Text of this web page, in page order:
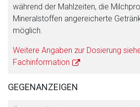
während der Mahlzeiten, die
Mineralstoffen angereicherte
möglich.
Weitere Angaben zur Dosierung
Fachinformation
GEGENANZEIGEN